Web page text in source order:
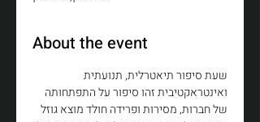
About the event
שעת סיפור תיאטרלית, תנועתית
ואינטראקטיבית זהו סיפור על התפתחותה
של חברות, מסירות ופרידה חולד מוצא גוזל